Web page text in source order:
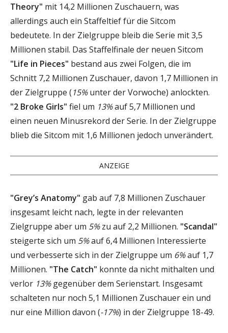
Theory" mit 14,2 Millionen Zuschauern, was
allerdings auch ein Staffeltief für die Sitcom
bedeutete. In der Zielgruppe bleib die Serie mit 3,5
Millionen stabil. Das Staffelfinale der neuen Sitcom
"Life in Pieces" bestand aus zwei Folgen, die im
Schnitt 7,2 Millionen Zuschauer, davon 1,7 Millionen in
der Zielgruppe ( 15%unter der Vorwoche) anlockten.
"2 Broke Girls" fiel um 13%auf 5,7 Millionen und
einen neuen Minusrekord der Serie. In der Zielgruppe
blieb die Sitcom mit 1,6 Millionen jedoch unverändert.
ANZEIGE
"Grey’s Anatomy" gab auf 7,8 Millionen Zuschauer
insgesamt leicht nach, legte in der relevanten
Zielgruppe aber um 5%zu auf 2,2 Millionen. "Scandal"
steigerte sich um 5%auf 6,4 Millionen Interessierte
und verbesserte sich in der Zielgruppe um 6%auf 1,7
Millionen. "The Catch" konnte da nicht mithalten und
verlor 13%gegenüber dem Serienstart. Insgesamt
schalteten nur noch 5,1 Millionen Zuschauer ein und
nur eine Million davon (-17%) in der Zielgruppe 18-49.